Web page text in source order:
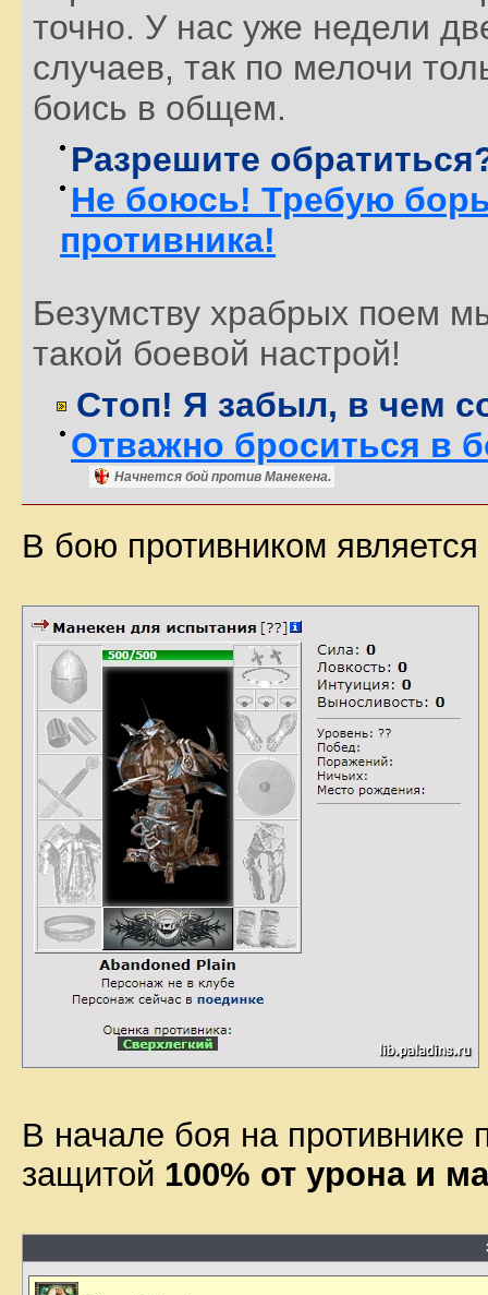
точно. У нас уже недели
случаев, так по мелочи
боись в общем.
Разрешите
Не боюсь! Требую
противника!
Безумству храбрых поем
такой боевой настрой!
Стоп! Я забыл, в чем
Отважно броситься в
Начнется бой против Манекена.
В бою противником
В начале боя на противнике
защитой 100% от урона и